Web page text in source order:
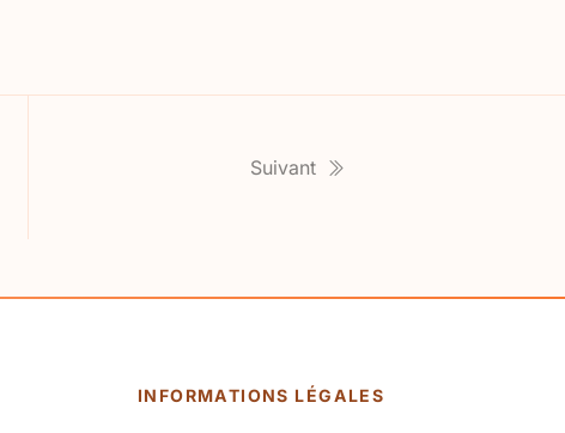
Suivant
INFORMATIONS LÉGALES